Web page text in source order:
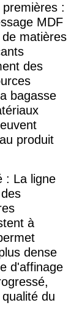
:
MDF
matières
des
bagasse
produit
: La ligne
à
dense
d'affinage
du